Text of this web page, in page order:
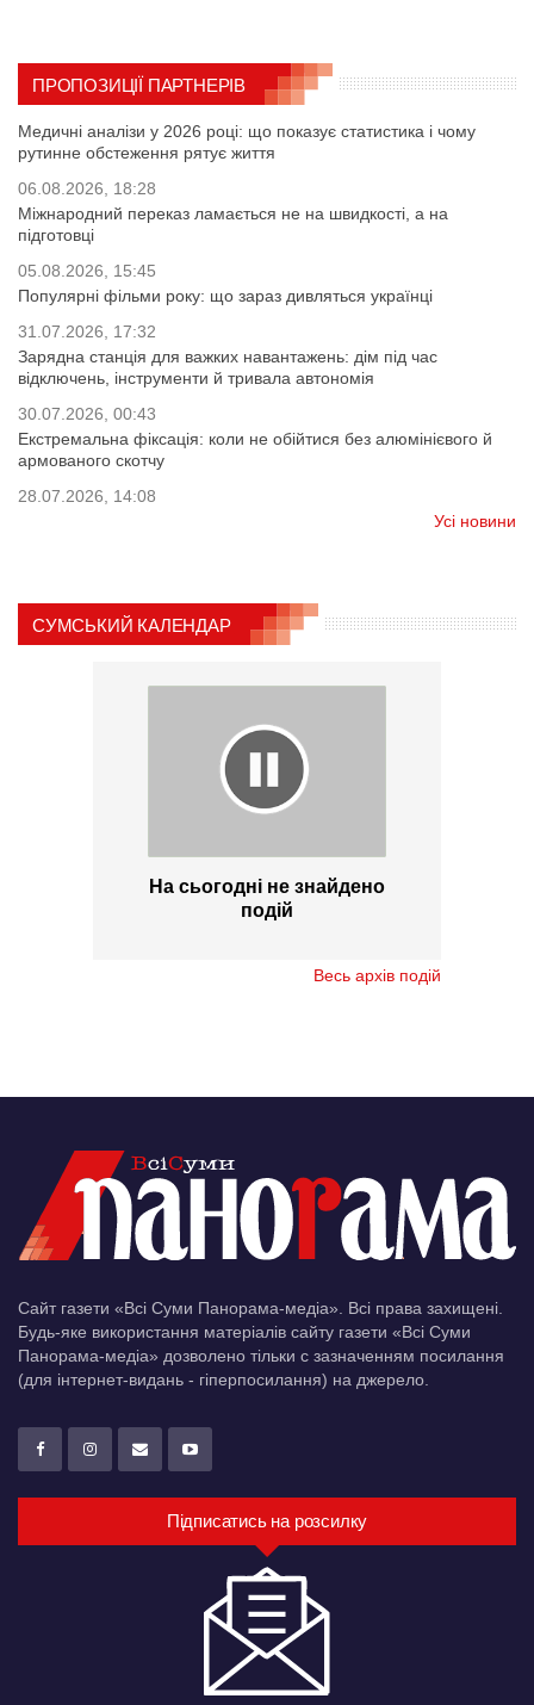
ПРОПОЗИЦІЇ ПАРТНЕРІВ
Медичні аналізи у 2026 році: що показує статистика і чому
рутинне обстеження рятує життя
06.08.2026, 18:28
Міжнародний переказ ламається не на швидкості, а на
підготовці
05.08.2026, 15:45
Популярні фільми року: що зараз дивляться українці
31.07.2026, 17:32
Зарядна станція для важких навантажень: дім під час
відключень, інструменти й тривала автономія
30.07.2026, 00:43
Екстремальна фіксація: коли не обійтися без алюмінієвого й
армованого скотчу
28.07.2026, 14:08
Усі новини
СУМСЬКИЙ КАЛЕНДАР
На сьогодні не знайдено
подій
Весь архів подій
Сайт газети «Всі Суми Панорама-медіа». Всі права захищені.
Будь-яке використання матеріалів сайту газети «Всі Суми
Панорама-медіа» дозволено тільки c зазначенням посилання
(для інтернет-видань - гіперпосилання) на джерело.
Підписатись на розсилку